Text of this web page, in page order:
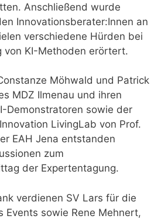
Anschließend wurde
Innovationsberater:Innen an
verschiedene Hürden bei
von KI-Methoden erörtert.
Möhwald und Patrick
MDZ Ilmenau und ihren
Demonstratoren sowie der
LivingLab von Prof.
EAH Jena entstanden
zum
der Expertentagung.
verdienen SV Lars für die
Events sowie Rene Mehnert,